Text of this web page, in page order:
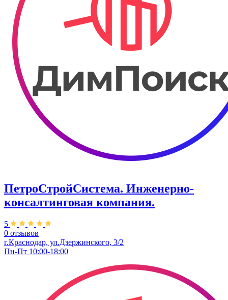
ПетроСтройСистема. Инженерно-
консалтинговая компания.
5
0 отзывов
г.Краснодар, ул.Дзержинского, 3/2
Пн-Пт 10:00-18:00